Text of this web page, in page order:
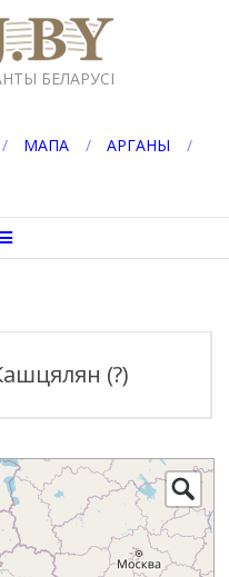
БЕЛАРУСІ
МАПА
АРГАНЫ
(?)